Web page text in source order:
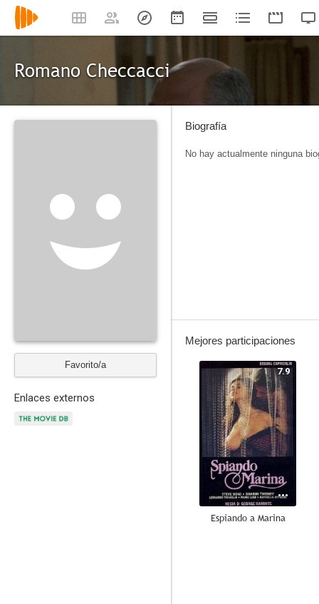
Romano Checcacci
Favorito/a
Enlaces externos
Biografía
No hay actualmente ninguna
Mejores participaciones
7.9
Espiando a Marina